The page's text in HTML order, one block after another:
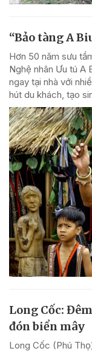
“Bảo tàng A
Hơn 50 năm sưu
Nghệ nhân Ưu tú A
ngay tại nhà với
hút du khách, tạo
Long Cốc:
đón biển mây
Long Cốc (Phú